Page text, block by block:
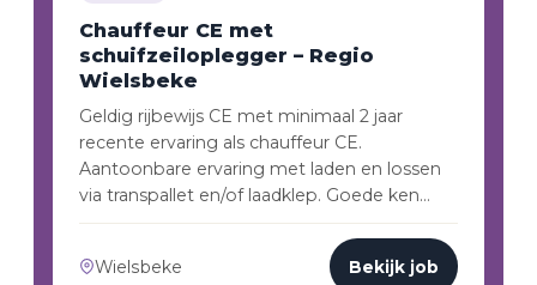
Chauffeur CE met
schuifzeiloplegger – Regio
Wielsbeke
Geldig rijbewijs CE met minimaal 2 jaar
recente ervaring als chauffeur CE.
Aantoonbare ervaring met laden en lossen
via transpallet en/of laadklep. Goede ken…
Wielsbeke Bekijk job